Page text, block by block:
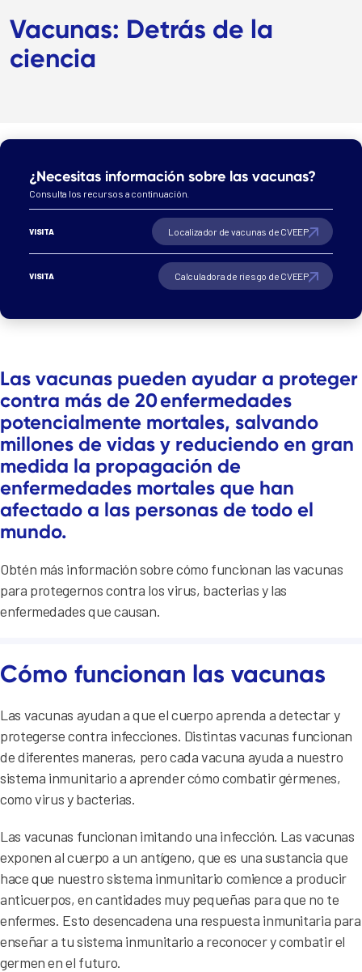
Vacunas: Detrás de la
ciencia
¿Necesitas información sobre las vacunas?
Consulta los recursos a continuación.
VISITA Localizador de vacunas de CVEEP
VISITA Calculadora de riesgo de CVEEP
Las vacunas pueden ayudar a proteger
contra más de 20 enfermedades
potencialmente mortales, salvando
millones de vidas y reduciendo en gran
medida la propagación de
enfermedades mortales que han
afectado a las personas de todo el
mundo.
Obtén más información sobre cómo funcionan las vacunas
para protegernos contra los virus, bacterias y las
enfermedades que causan.
Cómo funcionan las vacunas
Las vacunas ayudan a que el cuerpo aprenda a detectar y
protegerse contra infecciones. Distintas vacunas funcionan
de diferentes maneras, pero cada vacuna ayuda a nuestro
sistema inmunitario a aprender cómo combatir gérmenes,
como virus y bacterias.
Las vacunas funcionan imitando una infección. Las vacunas
exponen al cuerpo a un antígeno, que es una sustancia que
hace que nuestro sistema inmunitario comience a producir
anticuerpos, en cantidades muy pequeñas para que no te
enfermes. Esto desencadena una respuesta inmunitaria para
enseñar a tu sistema inmunitario a reconocer y combatir el
germen en el futuro.